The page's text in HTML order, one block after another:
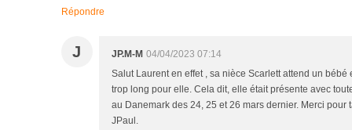
Répondre
J JP.M-M 04/04/2023 07:14
Salut Laurent en effet , sa nièce Scarlett attend un
trop long pour elle. Cela dit, elle était présente avec
au Danemark des 24, 25 et 26 mars dernier. Merci pour
JPaul.